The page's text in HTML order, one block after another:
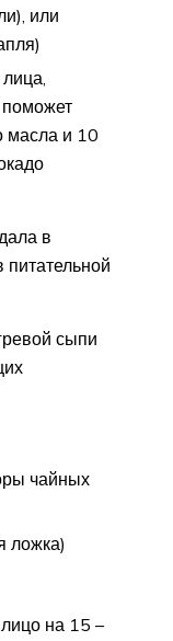
или
поможет
масла и 10
в
питательной
сыпи
чайных
ложка)
на 15 –